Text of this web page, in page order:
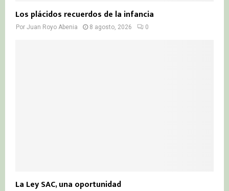
Los plácidos recuerdos de la infancia
Por Juan Royo Abenia 8 agosto, 2026 0
La Ley SAC, una oportunidad